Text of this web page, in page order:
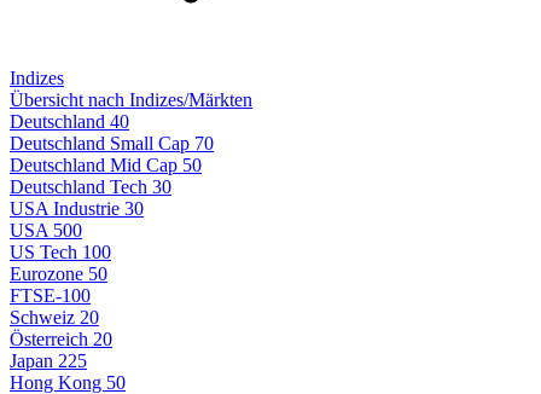
Indizes
Übersicht nach Indizes/Märkten
Deutschland 40
Deutschland Small Cap 70
Deutschland Mid Cap 50
Deutschland Tech 30
USA Industrie 30
USA 500
US Tech 100
Eurozone 50
FTSE-100
Schweiz 20
Österreich 20
Japan 225
Hong Kong 50